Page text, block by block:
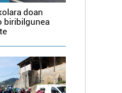
doan
biribilgunea